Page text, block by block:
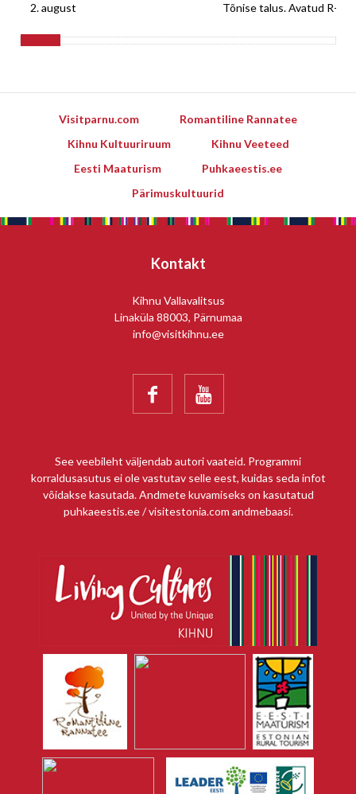
2. august
Tõnise talus. Avatud R-E
Visitparnu.com
Romantiline Rannatee
Kihnu Kultuuriruum
Kihnu Veeteed
Eesti Maaturism
Puhkaeestis.ee
Pärimuskultuurid
Kontakt
Kihnu Vallavalitsus
Linaküla 88003, Pärnumaa
info@visitkihnu.ee
 
See veebileht väljendab autori vaateid. Programmi
korraldusasutus ei ole vastutav selle eest, kuidas seda infot
võidakse kasutada. Andmete kuvamiseks on kasutatud
puhkaeestis.ee / visitestonia.com andmebaasi.